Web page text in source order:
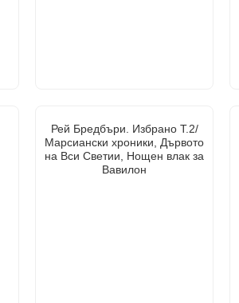
Рей Бредбъри. Избрано Т.2/
Марсиански хроники, Дървото
на Вси Светии, Нощен влак за
Вавилон